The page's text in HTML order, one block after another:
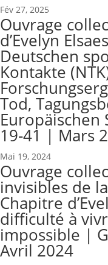
Fév 27, 2025
Ouvrage
d’Evelyn
Deutschen
Kontakte
Tod,
Europäischen
19-41 | Mars
Mai 19, 2024
Ouvrage
invisibles de
Chapitre
difficulté à
impossible |
Avril 2024